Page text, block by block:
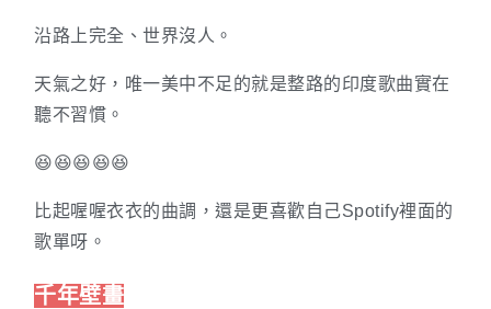
沿路上完全、世界沒人。
天氣之好，唯一美中不足的就是整路的印度歌曲實在
聽不習慣。
😆😆😆😆😆
比起喔喔衣衣的曲調，還是更喜歡自己Spotify裡面的
歌單呀。
千年壁畫